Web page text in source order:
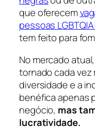
que oferecem
pessoas
tem feito para
No mercado
tornado cada vez
diversidade e a
benéfica apenas
negócio, mas
lucratividade.